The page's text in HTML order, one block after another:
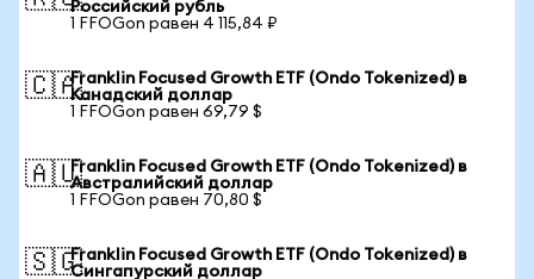
Российский рубль
1 FFOGon равен 4 115,84 ₽
🇨🇦Franklin Focused Growth ETF (Ondo Tokenized) в
Канадский доллар
1 FFOGon равен 69,79 $
🇦🇺Franklin Focused Growth ETF (Ondo Tokenized) в
Австралийский доллар
1 FFOGon равен 70,80 $
🇸🇬Franklin Focused Growth ETF (Ondo Tokenized) в
Сингапурский доллар